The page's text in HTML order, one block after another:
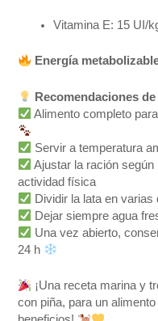
Vitamina E: 15 UI/
Energía
Recomendaciones
Alimento completo
Servir a temperatura
Ajustar la ración
actividad física
Dividir la lata en varias
Dejar siempre agua
Una vez abierto,
24 h
¡Una receta marina y
con piña, para un